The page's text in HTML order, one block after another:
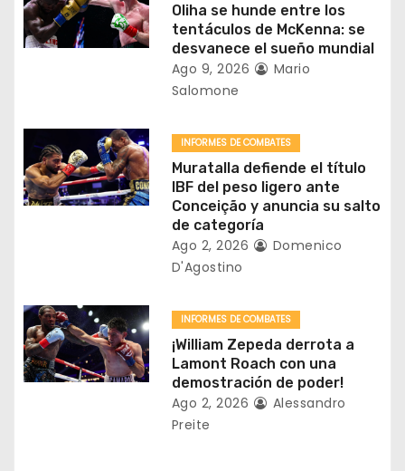
d
e
n
t
r
a
s
Oliha se hunde entre los
tentáculos de McKenna: se
desvanece el sueño mundial
Ago 9, 2026
Mario
Salomone
INFORMES DE COMBATES
Muratalla defiende el título
IBF del peso ligero ante
Conceição y anuncia su salto
de categoría
Ago 2, 2026
Domenico
D'Agostino
INFORMES DE COMBATES
¡William Zepeda derrota a
Lamont Roach con una
demostración de poder!
Ago 2, 2026
Alessandro
Preite